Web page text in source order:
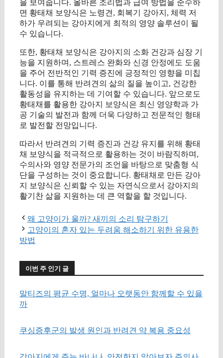
을 보여줍니다. 올바른 조리법과 급여 방법을 준수하
면 황태채 보양식은 노령견, 회복기 강아지, 체력 저
하가 우려되는 강아지에게 최적의 영양 솔루션이 될
수 있습니다.
또한, 황태채 보양식은 강아지의 소화 건강과 심장 기
능을 지원하며, 스트레스 완화와 신경 안정에도 도움
을 주어 전반적인 기력 증진에 긍정적인 영향을 미칩
니다. 이를 통해 반려견의 삶의 질을 높이고, 건강한
활동성을 유지하는 데 기여할 수 있습니다. 앞으로도
황태채를 활용한 강아지 보양식은 최신 영양학과 가
공 기술의 발전과 함께 더욱 다양하고 전문적인 형태
로 발전할 전망입니다.
따라서 반려견의 기력 증진과 건강 유지를 위해 황태
채 보양식을 적극적으로 활용하는 것이 바람직하며,
수의사와 영양 전문가의 조언을 바탕으로 맞춤형 식
단을 구성하는 것이 중요합니다. 황태채로 만든 강아
지 보양식은 신뢰할 수 있는 자연식으로서 강아지의
활기찬 삶을 지원하는 데 큰 역할을 할 것입니다.
왜 고양이가 울까? 새끼의 소리 탐구하기
고양이의 혼자 있는 두려움 해소하기 위한 유용한
방법
이번 주 인기 글
말티즈의 평균 수명, 얼마나 오랫동안 함께할 수 있을
까
쿠싱증후군의 발생 원인과 반려견 약 복용 중요성